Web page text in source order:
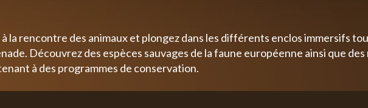
à la rencontre des animaux et plongez dans les différents enclos immersifs
Découvrez des espèces sauvages de la faune européenne ainsi que
à des programmes de conservation.